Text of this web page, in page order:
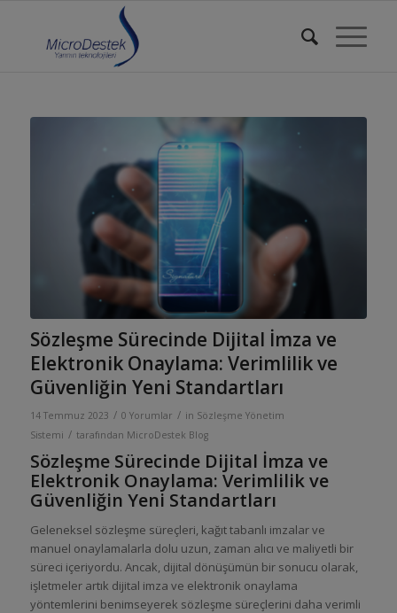
Sözleşme Sürecinde Dijital İmza ve
Elektronik Onaylama: Verimlilik ve
Güvenliğin Yeni Standartları
14 Temmuz 2023 / 0 Yorumlar / in Sözleşme Yönetim
Sistemi / tarafından MicroDestek Blog
Sözleşme Sürecinde Dijital İmza ve
Elektronik Onaylama: Verimlilik ve
Güvenliğin Yeni Standartları
Geleneksel sözleşme süreçleri, kağıt tabanlı imzalar ve
manuel onaylamalarla dolu uzun, zaman alıcı ve maliyetli bir
süreci içeriyordu. Ancak, dijital dönüşümün bir sonucu olarak,
işletmeler artık dijital imza ve elektronik onaylama
yöntemlerini benimseyerek sözleşme süreçlerini daha verimli